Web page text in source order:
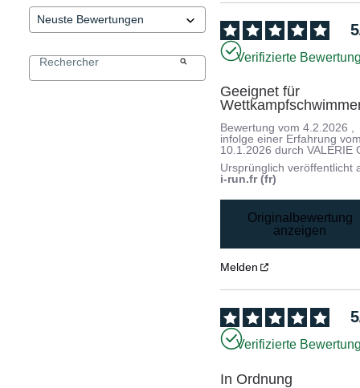
5
Verifizierte
Geeignet für
Bewertung vom4.2.2026
infolge einer Erfahrung
10.1.2026 durchVALERIE
Ursprünglich veröffentlicht
i-run.fr (fr)
Originalbewertung
anzeigen
Melden
5
Verifizierte
In Ordnung